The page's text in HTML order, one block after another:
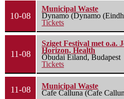
10-08
Municipal Waste
Dynamo (Dynamo
Tickets
11-08
Sziget Festival met o.a.
Horizon, Health
Óbudai Eiland, Budapest
Tickets
11-08
Municipal Waste
Cafe Calluna (Cafe